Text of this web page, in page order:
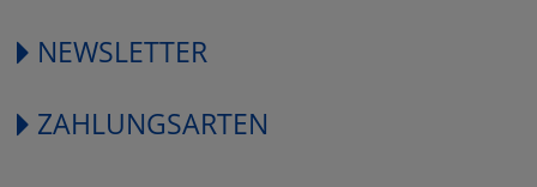
NEWSLETTER
ZAHLUNGSARTEN